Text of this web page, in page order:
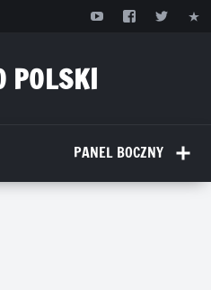
POLSKI
PANEL BOCZNY